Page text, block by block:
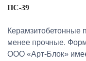
ПС-39
Керамзитобетонные
менее прочные.
ООО «Арт-Блок»